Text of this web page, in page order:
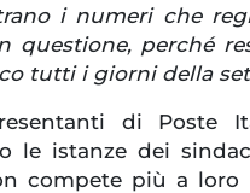
i numeri che
questione, perché
tutti i giorni della
di Poste
le istanze dei
compete più a loro